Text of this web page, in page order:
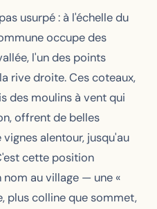
usurpé : à l'échelle du
occupe des
l'un des points
rive droite. Ces coteaux,
des moulins à vent qui
offrent de belles
alentour, jusqu'au
cette position
au village — une «
plus colline que sommet,